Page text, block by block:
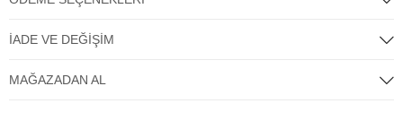
İADE VE DEĞIŞIM
MAĞAZADAN AL